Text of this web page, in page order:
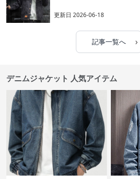
更新日2026-06-18
記事一覧へ ›
デニムジャケット 人気アイテム